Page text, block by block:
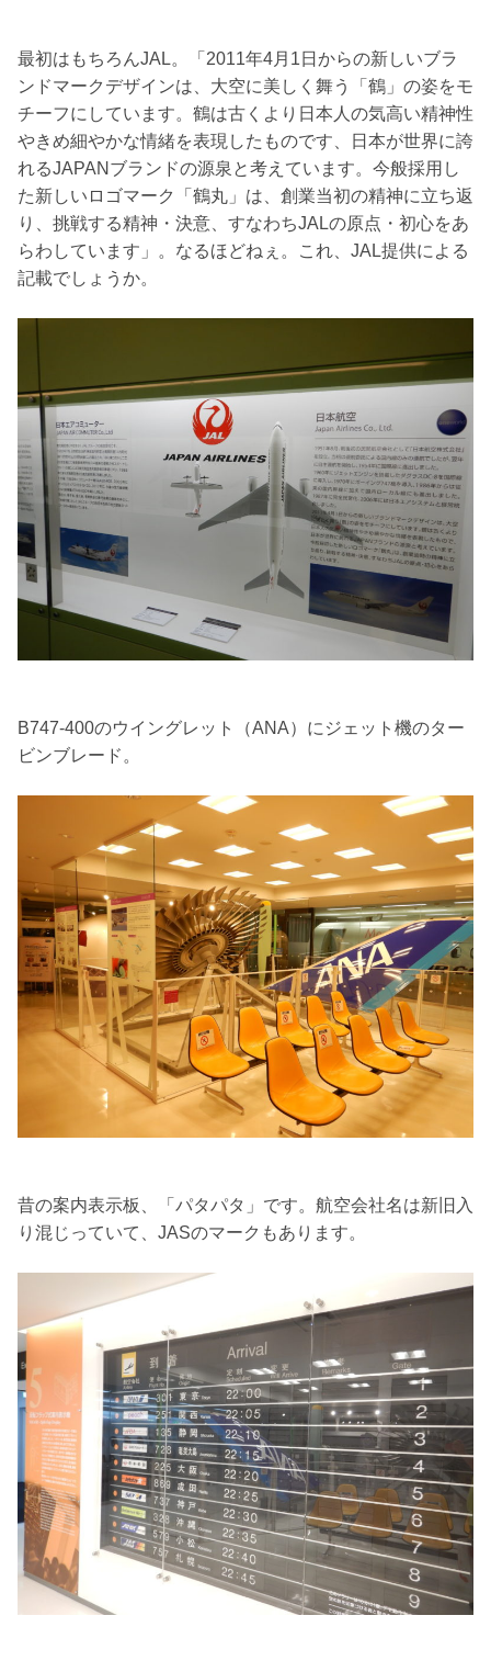
最初はもちろんJAL。「2011年4月1日からの新しいブラ
ンドマークデザインは、大空に美しく舞う「鶴」の姿をモ
チーフにしています。鶴は古くより日本人の気高い精神性
やきめ細やかな情緒を表現したものです、日本が世界に誇
れるJAPANブランドの源泉と考えています。今般採用し
た新しいロゴマーク「鶴丸」は、創業当初の精神に立ち返
り、挑戦する精神・決意、すなわちJALの原点・初心をあ
らわしています」。なるほどねぇ。これ、JAL提供による
記載でしょうか。
B747-400のウイングレット（ANA）にジェット機のター
ビンブレード。
昔の案内表示板、「パタパタ」です。航空会社名は新旧入
り混じっていて、JASのマークもあります。